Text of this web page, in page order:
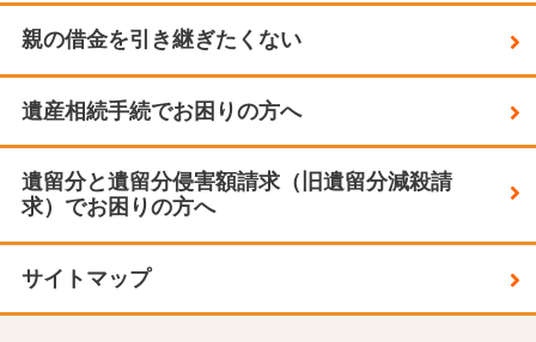
親の借金を引き継ぎたくない
遺産相続手続でお困りの方へ
遺留分と遺留分侵害額請求（旧遺留分減殺請
求）でお困りの方へ
サイトマップ